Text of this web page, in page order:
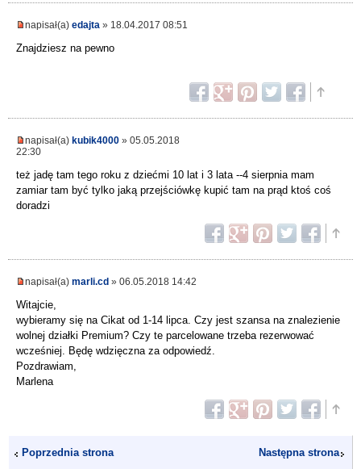
napisał(a) edajta » 18.04.2017 08:51
Znajdziesz na pewno
napisał(a) kubik4000 » 05.05.2018
22:30
też jadę tam tego roku z dziećmi 10 lat i 3 lata --4 sierpnia mam
zamiar tam być tylko jaką przejściówkę kupić tam na prąd ktoś coś
doradzi
napisał(a) marli.cd » 06.05.2018 14:42
Witajcie,
wybieramy się na Cikat od 1-14 lipca. Czy jest szansa na znalezienie
wolnej działki Premium? Czy te parcelowane trzeba rezerwować
wcześniej. Będę wdzięczna za odpowiedź.
Pozdrawiam,
Marlena
Poprzednia strona Następna strona